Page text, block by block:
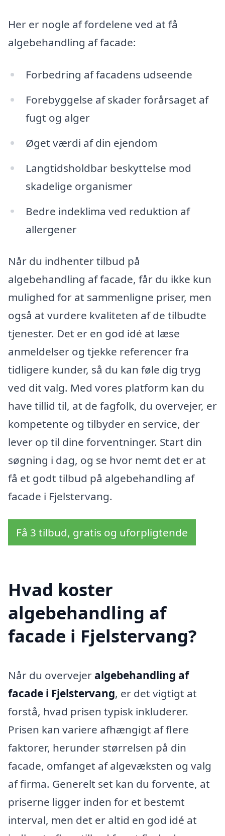
Her er nogle af fordelene ved at få
algebehandling af facade:
Forbedring af facadens udseende
Forebyggelse af skader forårsaget af
fugt og alger
Øget værdi af din ejendom
Langtidsholdbar beskyttelse mod
skadelige organismer
Bedre indeklima ved reduktion af
allergener
Når du indhenter tilbud på
algebehandling af facade, får du ikke kun
mulighed for at sammenligne priser, men
også at vurdere kvaliteten af de tilbudte
tjenester. Det er en god idé at læse
anmeldelser og tjekke referencer fra
tidligere kunder, så du kan føle dig tryg
ved dit valg. Med vores platform kan du
have tillid til, at de fagfolk, du overvejer, er
kompetente og tilbyder en service, der
lever op til dine forventninger. Start din
søgning i dag, og se hvor nemt det er at
få et godt tilbud på algebehandling af
facade i Fjelstervang.
Få 3 tilbud, gratis og uforpligtende
Hvad koster
algebehandling af
facade i Fjelstervang?
Når du overvejer algebehandling af
facade i Fjelstervang, er det vigtigt at
forstå, hvad prisen typisk inkluderer.
Prisen kan variere afhængigt af flere
faktorer, herunder størrelsen på din
facade, omfanget af algevæksten og valg
af firma. Generelt set kan du forvente, at
priserne ligger inden for et bestemt
interval, men det er altid en god idé at